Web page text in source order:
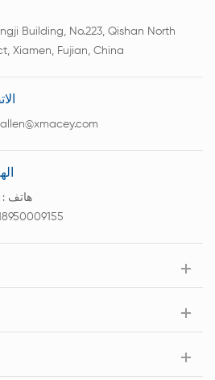
Building, No.223, Qishan North
Xiamen, Fujian, China
allen@xmacey.com
هاتف :